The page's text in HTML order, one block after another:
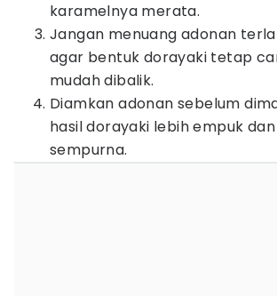
karamelnya merata.
Jangan menuang adonan
agar bentuk dorayaki tetap
mudah dibalik.
Diamkan adonan sebelum
hasil dorayaki lebih empuk
sempurna.